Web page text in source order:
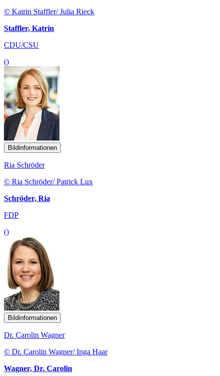
© Katrin Staffler/ Julia Rieck
Staffler, Katrin
CDU/CSU
()
Bildinformationen
Ria Schröder
© Ria Schröder/ Patrick Lux
Schröder, Ria
FDP
()
Bildinformationen
Dr. Carolin Wagner
© Dr. Carolin Wagner/ Inga Haar
Wagner, Dr. Carolin